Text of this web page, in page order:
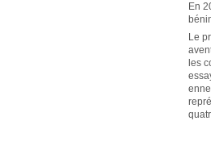
En
Le
les